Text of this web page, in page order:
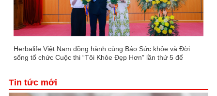
Herbalife Việt Nam đồng hành cùng Báo Sức khỏe và Đời
sống tổ chức Cuộc thi “Tôi Khỏe Đẹp Hơn” lần thứ 5 để
Tin tức mới